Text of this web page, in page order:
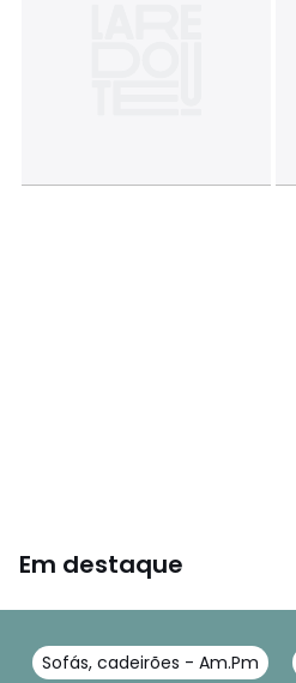
Em destaque
Sofás, cadeirões - Am.Pm